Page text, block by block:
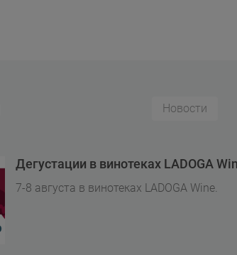
Новости
Дегустации в винотеках LADOGA
7-8 августа в винотеках LADOGA Wine.